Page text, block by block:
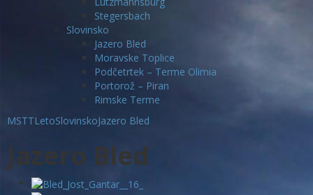
Stegersbach
Slovinsko
Jazero Bled
Moravske Toplice
Podčetrtek – Terme Olimia
Portorož – Piran
Rimske Terme
MSTTLetoSlovinskoJazero Bled
Jazero Bled